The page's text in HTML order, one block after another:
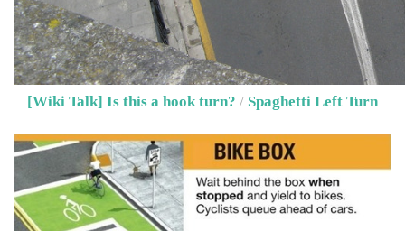
[Wiki Talk] Is this a hook turn? / Spaghetti Left Turn